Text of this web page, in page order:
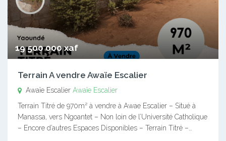
19 500 000 xaf
Terrain A vendre Awaïe Escalier
Awaïe Escalier Awaïe Escalier
Terrain Titré de 970m² à vendre à Awae Escalier – Situé à
Manassa, vers Ngoantet – Non loin de l’Université Catholique
– Encore d’autres Espaces Disponibles – Terrain Titré –…